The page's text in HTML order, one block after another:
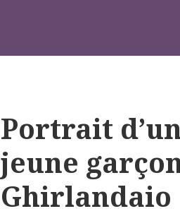
Portrait
jeune
Ghirlandaio